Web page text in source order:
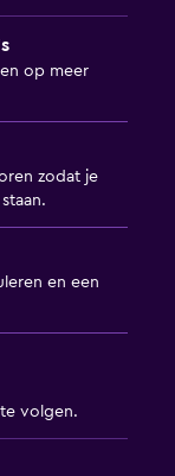
op meer
zodat je
en een
volgen.